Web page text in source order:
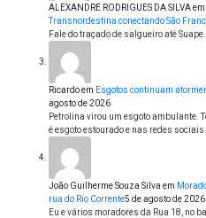
ALEXANDRE RODRIGUES DA SILVAem
Transnordestina conectando São
Fale do traçado de salgueiro até
Ricardoem Esgotos continuam
agosto de 2026
Petrolina virou um esgoto ambulante.
é esgoto estourado e nas redes sociais…
João Guilherme Souza Silva em
rua do Rio Corrente5 de agosto de 2026
Eu e vários moradores da Rua 18, no